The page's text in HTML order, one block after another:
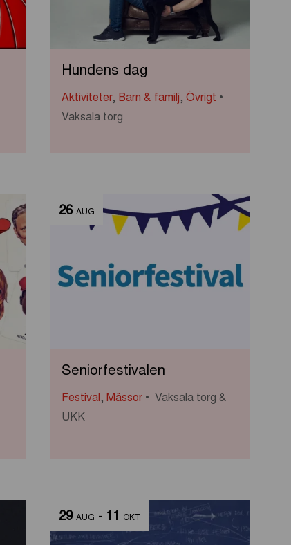
Hundens dag
Aktiviteter, Barn & familj, Övrigt
Vaksala torg
26 AUG
Seniorfestivalen
Festival, Mässor
Vaksala torg &
UKK
29 AUG - 11 OKT